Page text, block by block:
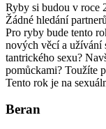
Ryby si budou v roce
Žádné hledání
Pro ryby bude tento
nových věcí a užívání
tantrického sexu?
pomůckami? Toužíte
Tento rok je na
Beran